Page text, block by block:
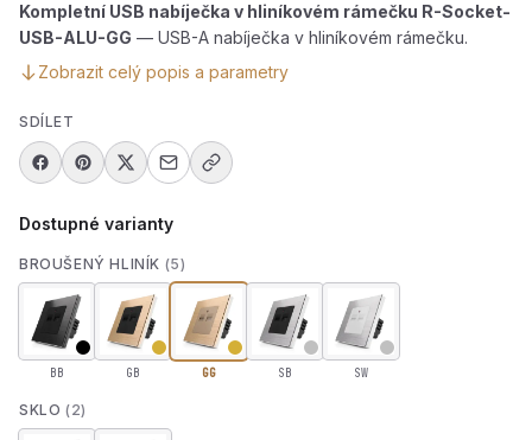
Kompletní USB nabíječka v hliníkovém rámečku R-Socket-
USB-ALU-GG — USB-A nabíječka v hliníkovém rámečku.
Zobrazit celý popis a parametry
SDÍLET
Dostupné varianty
BROUŠENÝ HLINÍK (5)
BB GB GG SB SW
SKLO (2)